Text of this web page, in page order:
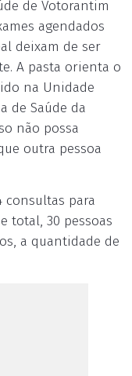
de Votorantim
agendados
deixam de ser
A pasta orienta o
na Unidade
de Saúde da
não possa
outra pessoa
consultas para
total, 30 pessoas
a quantidade de